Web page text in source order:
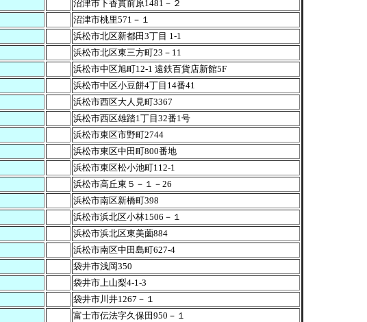
沼津市下香貫前原1481－２
沼津市桃里571－１
浜松市北区新都田3丁目 1-1
浜松市北区東三方町23－11
浜松市中区旭町12-1 遠鉄百貨店新館5F
浜松市中区小豆餅4丁目14番41
浜松市西区大人見町3367
浜松市西区雄踏1丁目32番1号
浜松市東区市野町2744
浜松市東区中田町800番地
浜松市東区松小池町112-1
浜松市高丘東５－１－26
浜松市南区新橋町398
浜松市浜北区小林1506－１
浜松市浜北区東美薗884
浜松市南区中田島町627-4
袋井市浅岡350
袋井市上山梨4-1-3
袋井市川井1267－１
富士市伝法字久保田950－１